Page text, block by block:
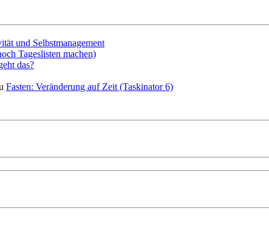
und Selbstmanagement
Tageslisten machen)
das?
Fasten: Veränderung auf Zeit (Taskinator 6)